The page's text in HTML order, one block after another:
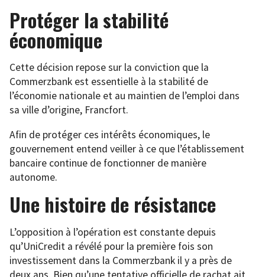
Protéger la stabilité
économique
Cette décision repose sur la conviction que la
Commerzbank est essentielle à la stabilité de
l’économie nationale et au maintien de l’emploi dans
sa ville d’origine, Francfort.
Afin de protéger ces intérêts économiques, le
gouvernement entend veiller à ce que l’établissement
bancaire continue de fonctionner de manière
autonome.
Une histoire de résistance
L’opposition à l’opération est constante depuis
qu’UniCredit a révélé pour la première fois son
investissement dans la Commerzbank il y a près de